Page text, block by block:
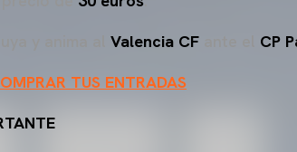
Valencia CF CP
TUS ENTRADAS